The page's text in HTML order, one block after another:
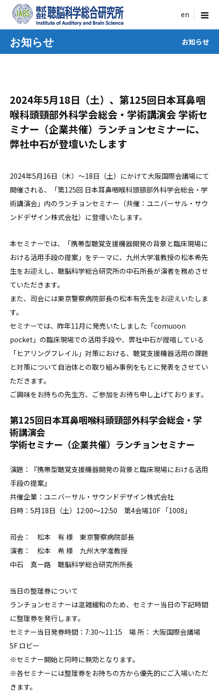
menu
お知らせ お知らせ
2024年5月18日（土）、第125回日本耳鼻咽
喉科頭頸部外科学会総会・学術講演会 学術セ
ミナー（企業共催）ランチョンセミナーに、
弊社中石が登壇いたします
2024年5月16日（木）〜18日（土）にかけて大阪国際会議場にて
開催される、「第125回 日本耳鼻咽喉科頭頸部外科学会総会・学
術講演会」内のランチョンセミナー（共催：ユニバーサル・サウ
ンドデザイン株式会社）に登壇いたします。
本セミナーでは、「携帯型聴覚支援機器開発の背景と臨床現場に
おける活用手段の提案」をテーマに、九州大学准教授の松本希先
生をお迎えし、聴脳科学総合研究所の中石所長が演者を務めさせ
ていただきます。
また、司会には東京警察病院部長の松本有先生をお迎えいたしま
す。
セミナーでは、昨年11月に発売いたしました「comuoon
pocket」の臨床現場での活用手段や、弊社中石が提唱している
「ヒアリングフレイル」対策における、聴覚支援機器活用の課題
と対策について自治体との取り組み事例をもとに発表をさせてい
ただきます。
ご興味をお持ちの先生方、ご参加をお待ち申し上げております。
第125回日本耳鼻咽喉科頭頸部外科学会総会・学
術講演会
学術セミナー（企業共催）ランチョンセミナー
演題：『携帯型聴覚支援機器開発の背景と臨床現場における活用
手段の提案』
共催企業：ユニバーサル・サウンドデザイン株式会社
日時：5月18日（土）12:00～12:50 第4会場10F 「1008」
司会： 松本 有 様 東京警察病院部長
演者： 松本 希 様 九州大学准教授
中石 真一路 聴脳科学総合研究所所長
当日の整理券について
ランチョンセミナーは混雑緩和のため、セミナー当日の下記時間
に整理券を発行します。
セミナー当日発券時間：7:30～11:15 場 所： 大阪国際会議場
5F ロビー
※セミナー開始と同時に無効となります。
※各セミナーには整理券をお持ちの方から優先的にご入場いただ
きます。